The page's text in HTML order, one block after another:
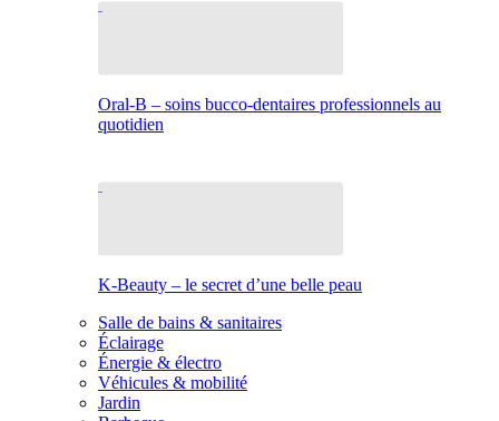
Oral-B – soins bucco-dentaires professionnels au
quotidien
K-Beauty – le secret d’une belle peau
Salle de bains & sanitaires
Éclairage
Énergie & électro
Véhicules & mobilité
Jardin